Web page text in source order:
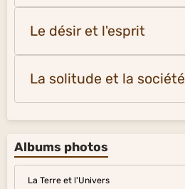
Le désir et l'esprit
La solitude et la société
Albums photos
La Terre et l'Univers